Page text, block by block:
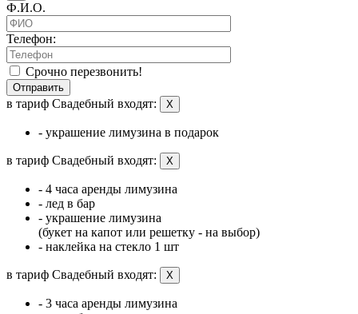
Ф.И.О.
Телефон:
Срочно перезвонить!
Отправить
в тариф Свадебный входят: X
- украшение лимузина в подарок
в тариф Свадебный входят: X
- 4 часа аренды лимузина
- лед в бар
- украшение лимузина
(букет на капот или решетку - на выбор)
- наклейка на стекло 1 шт
в тариф Свадебный входят: X
- 3 часа аренды лимузина